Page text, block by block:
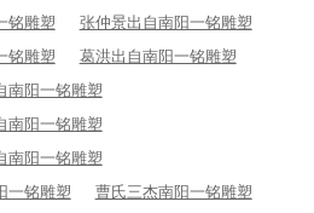
铭雕塑
张仲景出自南阳一铭雕塑
铭雕塑
葛洪出自南阳一铭雕塑
南阳一铭雕塑
南阳一铭雕塑
南阳一铭雕塑
一铭雕塑
曹氏三杰南阳一铭雕塑